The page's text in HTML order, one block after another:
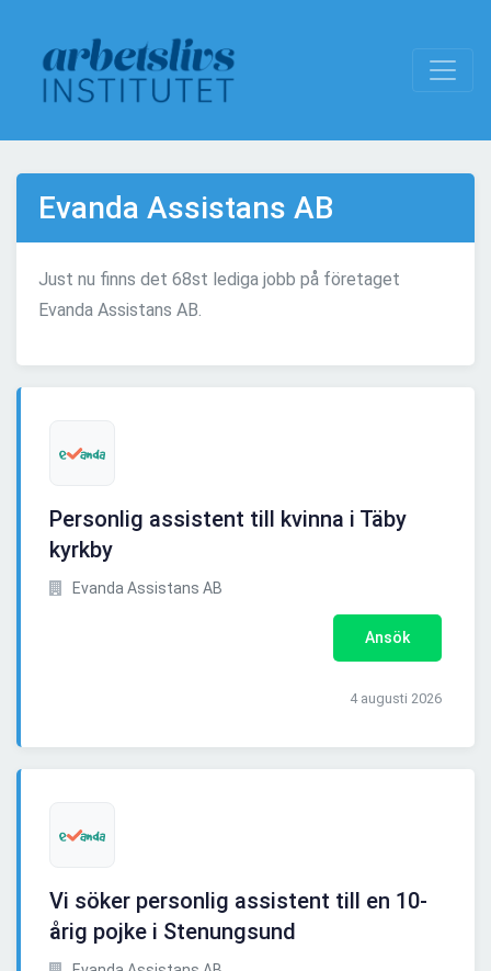
Evanda Assistans AB
Just nu finns det 68st lediga jobb på företaget
Evanda Assistans AB.
Personlig assistent till kvinna i Täby
kyrkby
Evanda Assistans AB
Ansök
4 augusti 2026
Vi söker personlig assistent till en 10-
årig pojke i Stenungsund